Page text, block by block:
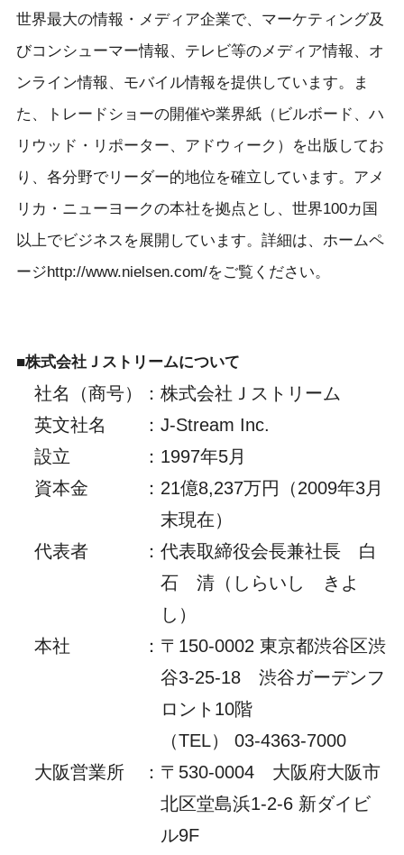
世界最大の情報・メディア企業で、マーケティング及
びコンシューマー情報、テレビ等のメディア情報、オ
ンライン情報、モバイル情報を提供しています。ま
た、トレードショーの開催や業界紙（ビルボード、ハ
リウッド・リポーター、アドウィーク）を出版してお
り、各分野でリーダー的地位を確立しています。アメ
リカ・ニューヨークの本社を拠点とし、世界100カ国
以上でビジネスを展開しています。詳細は、ホームペ
ージhttp://www.nielsen.com/をご覧ください。
■株式会社Ｊストリームについて
社名（商号） ： 株式会社Ｊストリーム
英文社名
： J-Stream Inc.
設立
： 1997年5月
資本金
： 21億8,237万円（2009年3月
末現在）
代表者
： 代表取締役会長兼社長 白
石 清（しらいし きよ
し）
本社
： 〒150-0002 東京都渋谷区渋
谷3-25-18 渋谷ガーデンフ
ロント10階
（TEL） 03-4363-7000
大阪営業所
： 〒530-0004 大阪府大阪市
北区堂島浜1-2-6 新ダイビ
ル9F